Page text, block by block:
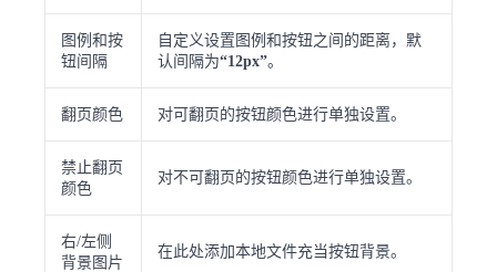
图例和按
钮间隔
自定义设置图例和按钮之间的距离，默
认间隔为“12px”。
翻页颜色 对可翻页的按钮颜色进行单独设置。
禁止翻页
颜色
对不可翻页的按钮颜色进行单独设置。
右/左侧
背景图片
在此处添加本地文件充当按钮背景。